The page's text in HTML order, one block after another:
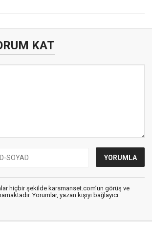
KAT
hiçbir şekilde karsmanset.com’un görüş ve
Yorumlar, yazan kişiyi bağlayıcı